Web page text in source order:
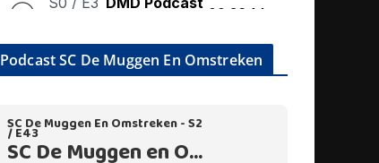
Podcast SC De Muggen En Omstreken